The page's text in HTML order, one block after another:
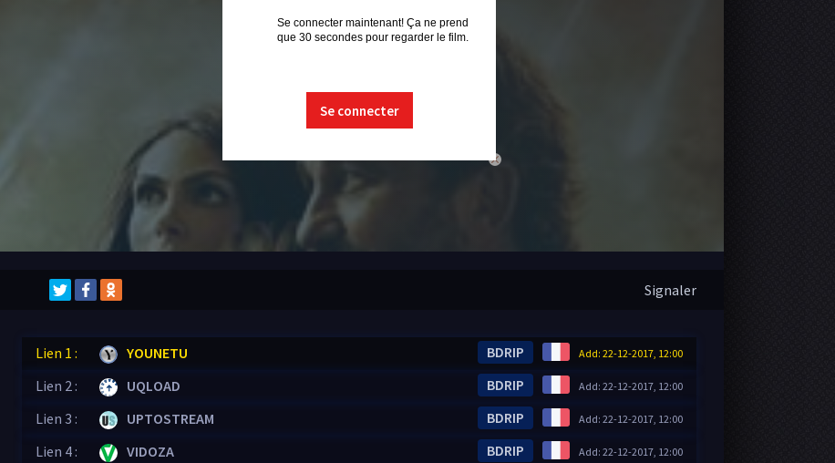
close
Se connecter maintenant! Ça ne prend
que 30 secondes pour regarder le film.
Se connecter
Signaler
Lien 1 : YOUNETU Add: 22-12-2017, 12:00
BDRIP
Lien 2 :
UQLOAD Add: 22-12-2017, 12:00
BDRIP
Lien 3 :
UPTOSTREAM Add: 22-12-2017, 12:00
BDRIP
Lien 4 :
VIDOZA Add: 22-12-2017, 12:00
BDRIP